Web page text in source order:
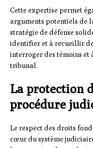
Cette expertise permet
arguments potentiels de
stratégie de défense
identifier et à recueillir
interroger des témoins
tribunal.
La protection
procédure
Le respect des droits
cœur du système